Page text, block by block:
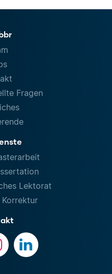
Fragen
Lektorat